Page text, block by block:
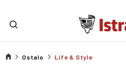
Ostalo Life & Style